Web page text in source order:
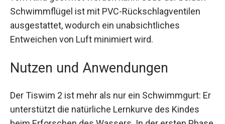
vom Kind geöffnet werden kann. Jede der beiden
Schwimmflügel ist mit PVC-Rückschlagventilen
ausgestattet, wodurch ein unabsichtliches
Entweichen von Luft minimiert wird.
Nutzen und Anwendungen
Der Tiswim 2 ist mehr als nur ein Schwimmgurt:
Er unterstützt die natürliche Lernkurve des